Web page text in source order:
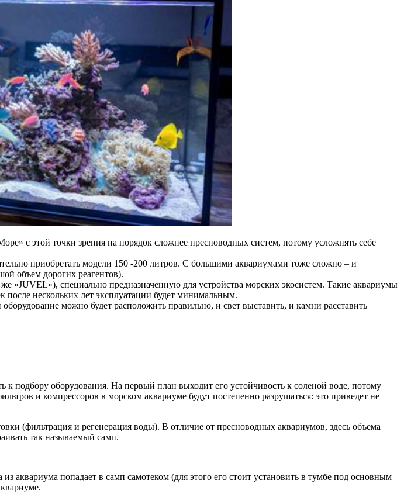
с этой точки зрения на порядок сложнее пресноводных систем, потому усложнять себе
приобретать модели 150 -200 литров. С большими аквариумами тоже сложно – и
объем дорогих реагентов).
«JUVEL»), специально предназначенную для устройства морских экосистем. Такие аквариумы
после нескольких лет эксплуатации будет минимальным.
можно будет расположить правильно, и свет выставить, и камни расставить
подбору оборудования. На первый план выходит его устойчивость к соленой воде, потому
и компрессоров в морском аквариуме будут постепенно разрушаться: это приведет не
(фильтрация и регенерация воды). В отличие от пресноводных аквариумов, здесь объема
так называемый самп.
аквариума попадает в самп самотеком (для этого его стоит установить в тумбе под основным